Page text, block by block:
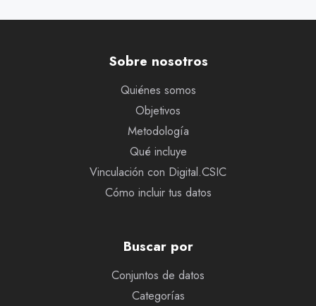
Sobre nosotros
Quiénes somos
Objetivos
Metodología
Qué incluye
Vinculación con Digital.CSIC
Cómo incluir tus datos
Buscar por
Conjuntos de datos
Categorías